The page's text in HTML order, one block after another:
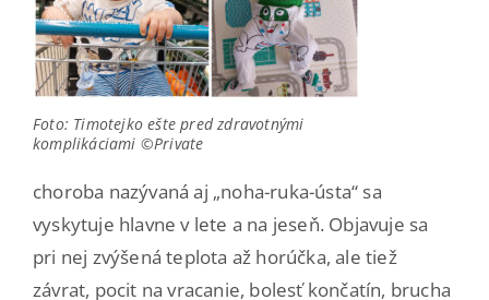
Foto: Timotejko ešte pred zdravotnými
komplikáciami ©Private
choroba nazývaná aj „noha-ruka-ústa“ sa
vyskytuje hlavne v lete a na jeseň. Objavuje sa
pri nej zvýšená teplota až horúčka, ale tiež
závrat, pocit na vracanie, bolesť končatín, brucha